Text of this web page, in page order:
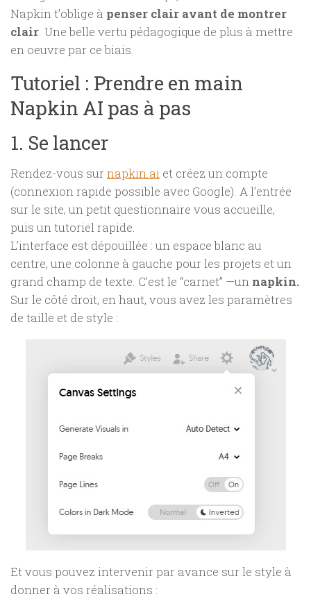
Napkin t’oblige à penser clair avant de montrer
clair. Une belle vertu pédagogique de plus à mettre
en oeuvre par ce biais.
Tutoriel : Prendre en main
Napkin AI pas à pas
1. Se lancer
Rendez-vous surnapkin.ai et créez un compte
(connexion rapide possible avec Google). A l’entrée
sur le site, un petit questionnaire vous accueille,
puis un tutoriel rapide.
L’interface est dépouillée : un espace blanc au
centre, une colonne à gauche pour les projets et un
grand champ de texte. C’est le “carnet” —un napkin.
Sur le côté droit, en haut, vous avez les paramètres
de taille et de style :
Et vous pouvez intervenir par avance sur le style à
donner à vos réalisations :